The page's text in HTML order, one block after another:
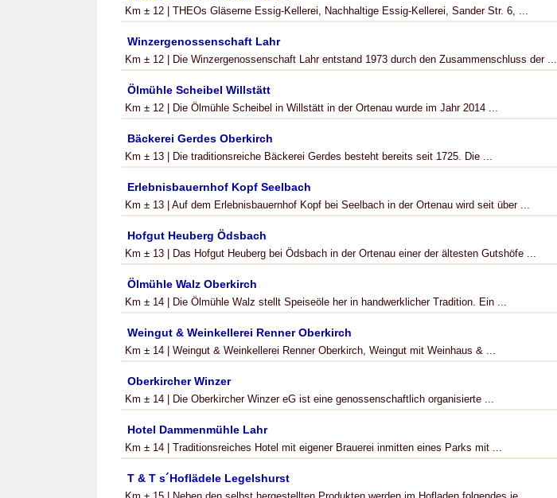
Km ± 12 | THEOs Gläserne Essig-Kellerei, Nachhaltige Essig-Kellerei, Sander Str. 6, ...
Winzergenossenschaft Lahr
Km ± 12 | Die Winzergenossenschaft Lahr entstand 1973 durch den Zusammenschluss der ...
Ölmühle Scheibel Willstätt
Km ± 12 | Die Ölmühle Scheibel in Willstätt in der Ortenau wurde im Jahr 2014 ...
Bäckerei Gerdes Oberkirch
Km ± 13 | Die traditionsreiche Bäckerei Gerdes besteht bereits seit 1725. Die ...
Erlebnisbauernhof Kopf Seelbach
Km ± 13 | Auf dem Erlebnisbauernhof Kopf bei Seelbach in der Ortenau wird seit über ...
Hofgut Heuberg Ödsbach
Km ± 13 | Das Hofgut Heuberg bei Ödsbach in der Ortenau einer der ältesten Gutshöfe ...
Ölmühle Walz Oberkirch
Km ± 14 | Die Ölmühle Walz stellt Speiseöle her in handwerklicher Tradition. Ein ...
Weingut & Weinkellerei Renner Oberkirch
Km ± 14 | Weingut & Weinkellerei Renner Oberkirch, Weingut mit Weinhaus & ...
Oberkircher Winzer
Km ± 14 | Die Oberkircher Winzer eG ist eine genossenschaftlich organisierte ...
Hotel Dammenmühle Lahr
Km ± 14 | Traditionsreiches Hotel mit eigener Brauerei inmitten eines Parks mit ...
T & T s´Hoflädele Legelshurst